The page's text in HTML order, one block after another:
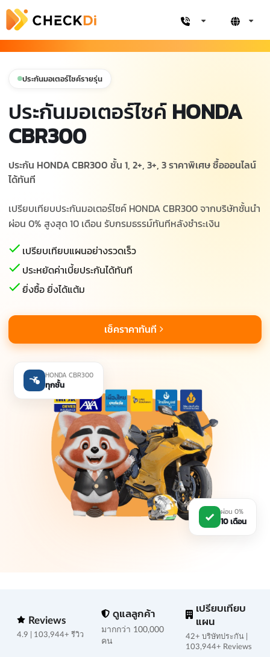
ประกันมอเตอร์ไซค์รายรุ่น
ประกันมอเตอร์ไซค์HONDA
CBR300
ประกัน HONDA CBR300 ชั้น 1, 2+, 3+, 3 ราคาพิเศษ ซื้อออนไลน์
ได้ทันที
เปรียบเทียบประกันมอเตอร์ไซค์ HONDA CBR300 จากบริษัทชั้นนำ
ผ่อน 0% สูงสุด 10 เดือน รับกรมธรรม์ทันทีหลังชำระเงิน
เปรียบเทียบแผนอย่างรวดเร็ว
ประหยัดค่าเบี้ยประกันได้ทันที
ยิ่งซื้อ ยิ่งได้แต้ม
เช็คราคาทันที
HONDA CBR300
ทุกชั้น
ผ่อน 0%
10 เดือน
Reviews
4.9 | 103,944+ รีวิว
ดูแลลูกค้า
มากกว่า 100,000
คน
เปรียบเทียบ
แผน
42+ บริษัทประกัน |
103,944+ Reviews